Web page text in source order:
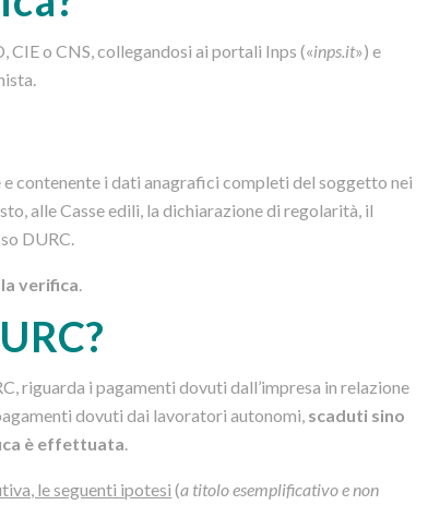
CIE o CNS, collegandosi ai portali Inps («inps.it») e
contenente i dati anagrafici completi del soggetto nei
alle Casse edili, la dichiarazione di regolarità, il
DURC.
verifica.
riguarda i pagamenti dovuti dall’impresa in relazione
dovuti dai lavoratori autonomi, scaduti sino
è effettuata.
le seguenti ipotesi (a titolo esemplificativo e non